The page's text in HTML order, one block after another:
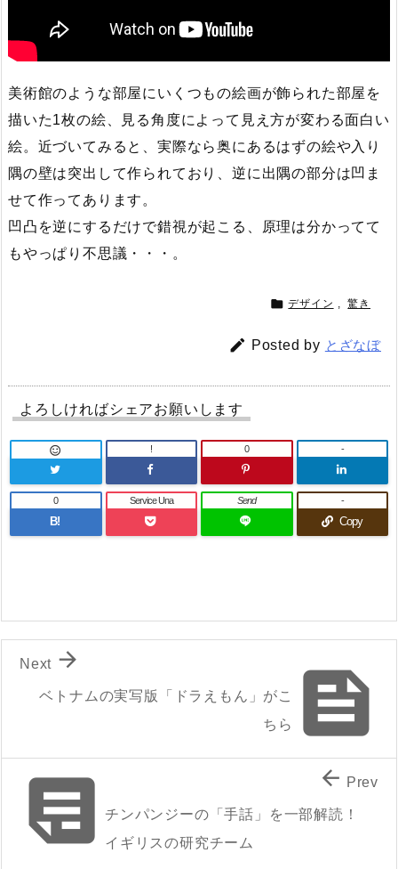
美術館のような部屋にいくつもの絵画が飾られた部屋を
描いた1枚の絵、見る角度によって見え方が変わる面白い
絵。近づいてみると、実際なら奥にあるはずの絵や入り
隅の壁は突出して作られており、逆に出隅の部分は凹ま
せて作ってあります。
凹凸を逆にするだけで錯視が起こる、原理は分かってて
もやっぱり不思議・・・。
 デザイン , 驚き
 Posted by とざなぼ
よろしければシェアお願いします
 ! 0 -
B!
0 Service Una Send
Copy
-

ベトナムの実写版「ドラえもん」がこ
ちら

Next
チンパンジーの「手話」を一部解読！
イギリスの研究チーム
 Prev